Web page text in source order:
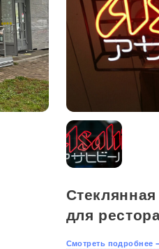
для
Смотреть подробнее